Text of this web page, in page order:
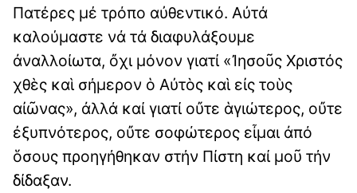
Πατέρες μέ τρόπο αὐθεντικό. Αὐτά
καλούμαστε νά τά διαφυλάξουμε
ἀναλλοίωτα, ὄχι μόνον γιατί «Ἰησοῦς Χριστός
χθὲς καὶ σήμερον ὁ Αὐτὸς καὶ εἰς τοὺς
αἰῶνας», ἀλλά καί γιατί οὔτε ἁγιώτερος, οὔτε
ἐξυπνότερος, οὔτε σοφώτερος εἶμαι ἀπό
ὅσους προηγήθηκαν στήν Πίστη καί μοῦ τήν
δίδαξαν.